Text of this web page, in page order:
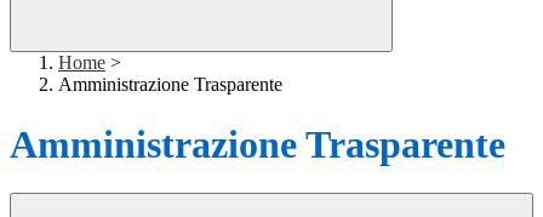
Home >
Amministrazione Trasparente
Amministrazione Trasparente